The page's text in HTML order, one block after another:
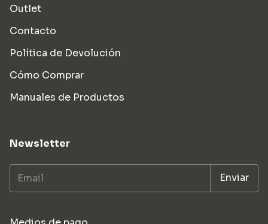
Outlet
Contacto
Política de Devolución
Cómo Comprar
Manuales de Productos
Newsletter